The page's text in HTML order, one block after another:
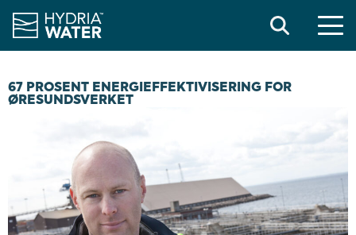
Search
67 PROSENT ENERGIEFFEKTIVISERING FOR
ØRESUNDSVERKET